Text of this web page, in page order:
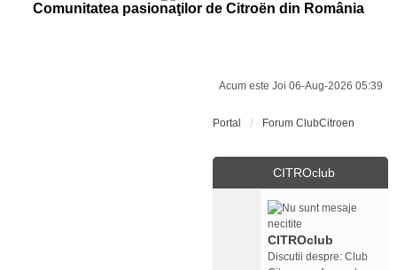
Comunitatea pasionaţilor de Citroën din România
Acum este Joi 06-Aug-2026 05:39
Portal Forum ClubCitroen
CITROclub
CITROclub
Discutii despre: Club